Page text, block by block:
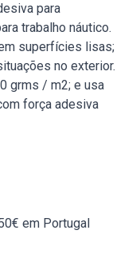
para
trabalho náutico.
superfícies lisas;
no exterior.
grms / m2; e usa
força adesiva
em Portugal